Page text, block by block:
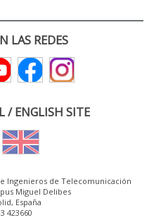
LAS REDES
/ ENGLISH SITE
Ingenieros de Telecomunicación
Miguel Delibes
España
423660